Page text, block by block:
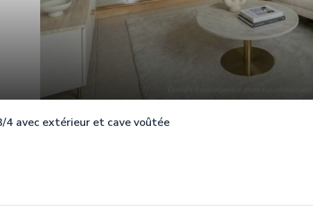
4 avec extérieur et cave voûtée